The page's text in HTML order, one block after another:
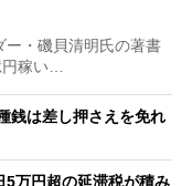
・磯貝清明氏の著書
円稼い…
銭は差し押さえを免れ
万円超の延滞税が積み